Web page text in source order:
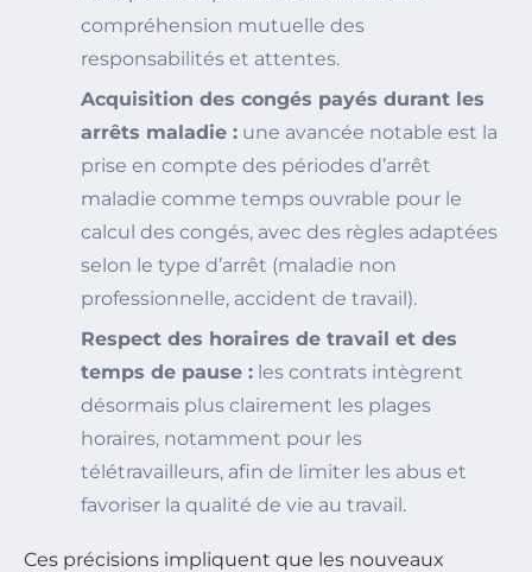
compréhension mutuelle des
responsabilités et attentes.
Acquisition des congés payés durant les
arrêts maladie : une avancée notable est la
prise en compte des périodes d’arrêt
maladie comme temps ouvrable pour le
calcul des congés, avec des règles adaptées
selon le type d’arrêt (maladie non
professionnelle, accident de travail).
Respect des horaires de travail et des
temps de pause : les contrats intègrent
désormais plus clairement les plages
horaires, notamment pour les
télétravailleurs, afin de limiter les abus et
favoriser la qualité de vie au travail.
Ces précisions impliquent que les nouveaux